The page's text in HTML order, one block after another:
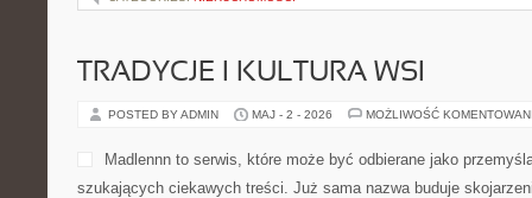
TRADYCJE I KULTURA WSI
POSTED BY ADMIN MAJ - 2 - 2026 MOŻLIWOŚĆ
Madlennn to serwis, które może być odbierane jako
szukających ciekawych treści. Już sama nazwa buduje